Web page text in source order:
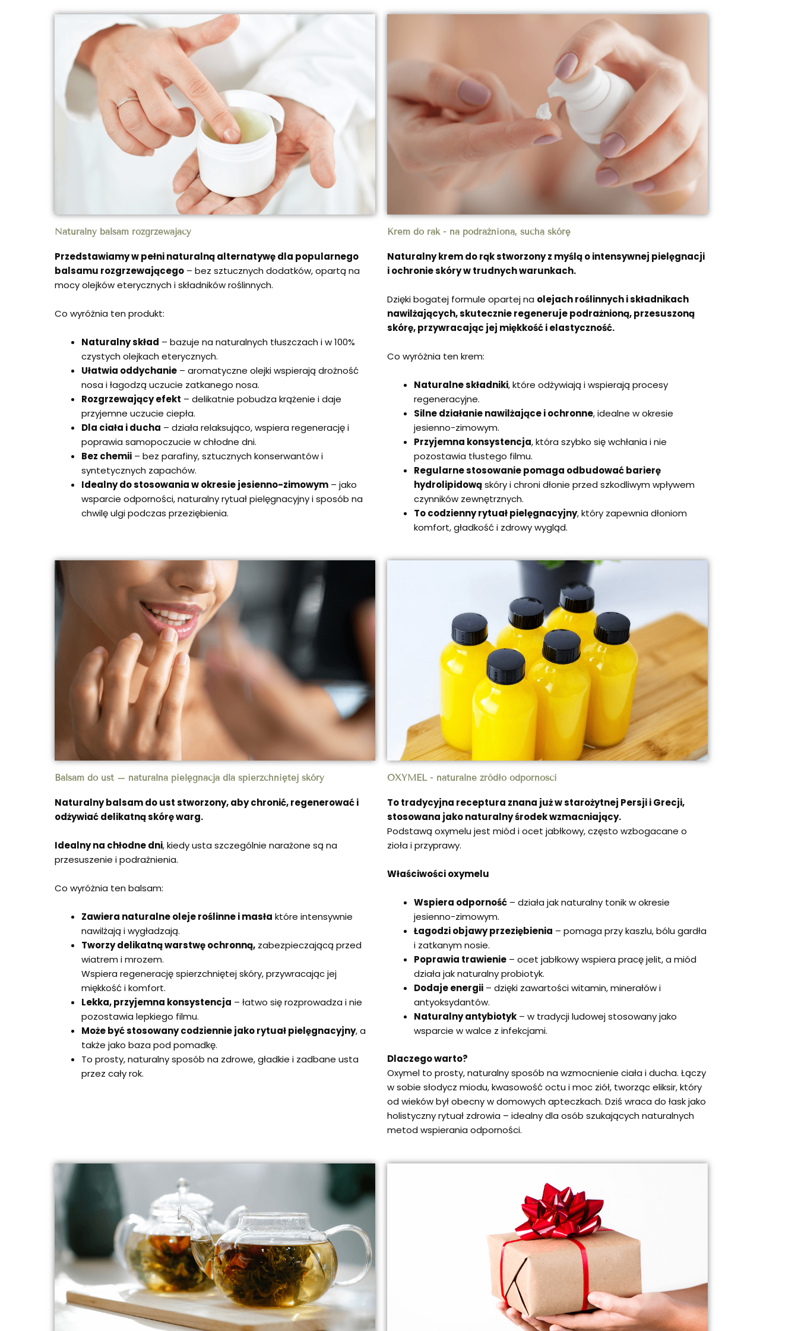
Naturalny balsam rozgrzewający
Przedstawiamy w pełni naturalną alternatywę dla popularnego
balsamu rozgrzewającego – bez sztucznych dodatków, opartą na
mocy olejków eterycznych i składników roślinnych.
Co wyróżnia ten produkt:
Naturalny skład – bazuje na naturalnych tłuszczach i w 100%
czystych olejkach eterycznych.
Ułatwia oddychanie – aromatyczne olejki wspierają drożność
nosa i łagodzą uczucie zatkanego nosa.
Rozgrzewający efekt – delikatnie pobudza krążenie i daje
przyjemne uczucie ciepła.
Dla ciała i ducha – działa relaksująco, wspiera regenerację i
poprawia samopoczucie w chłodne dni.
Bez chemii – bez parafiny, sztucznych konserwantów i
syntetycznych zapachów.
Idealny do stosowania w okresie jesienno-zimowym – jako
wsparcie odporności, naturalny rytuał pielęgnacyjny i sposób na
chwilę ulgi podczas przeziębienia.
Krem do rąk - na podrażnioną, suchą skórę
Naturalny krem do rąk stworzony z myślą o intensywnej pielęgnacji
i ochronie skóry w trudnych warunkach.
Dzięki bogatej formule opartej na olejach roślinnych i składnikach
nawilżających, skutecznie regeneruje podrażnioną, przesuszoną
skórę, przywracając jej miękkość i elastyczność.
Co wyróżnia ten krem:
Naturalne składniki, które odżywiają i wspierają procesy
regeneracyjne.
Silne działanie nawilżające i ochronne, idealne w okresie
jesienno-zimowym.
Przyjemna konsystencja, która szybko się wchłania i nie
pozostawia tłustego filmu.
Regularne stosowanie pomaga odbudować barierę
hydrolipidowąskóry i chroni dłonie przed szkodliwym wpływem
czynników zewnętrznych.
To codzienny rytuał pielęgnacyjny, który zapewnia dłoniom
komfort, gładkość i zdrowy wygląd.
Balsam do ust – naturalna pielęgnacja dla spierzchniętej skóry
Naturalny balsam do ust stworzony, aby chronić, regenerować i
odżywiać delikatną skórę warg.
Idealny na chłodne dni, kiedy usta szczególnie narażone są na
przesuszenie i podrażnienia.
Co wyróżnia ten balsam:
Zawiera naturalne oleje roślinne i masła które intensywnie
nawilżają i wygładzają.
Tworzy delikatną warstwę ochronną, zabezpieczającą przed
wiatrem i mrozem.
Wspiera regenerację spierzchniętej skóry, przywracając jej
miękkość i komfort.
Lekka, przyjemna konsystencja – łatwo się rozprowadza i nie
pozostawia lepkiego filmu.
Może być stosowany codziennie jako rytuał pielęgnacyjny, a
także jako baza pod pomadkę.
To prosty, naturalny sposób na zdrowe, gładkie i zadbane usta
przez cały rok.
OXYMEL - naturalne źródło odporności
To tradycyjna receptura znana już w starożytnej Persji i Grecji,
stosowana jako naturalny środek wzmacniający.
Podstawą oxymelu jest miód i ocet jabłkowy, często wzbogacane o
zioła i przyprawy.
Właściwości oxymelu
Wspiera odporność – działa jak naturalny tonik w okresie
jesienno-zimowym.
Łagodzi objawy przeziębienia – pomaga przy kaszlu, bólu gardła
i zatkanym nosie.
Poprawia trawienie – ocet jabłkowy wspiera pracę jelit, a miód
działa jak naturalny probiotyk.
Dodaje energii – dzięki zawartości witamin, minerałów i
antyoksydantów.
Naturalny antybiotyk – w tradycji ludowej stosowany jako
wsparcie w walce z infekcjami.
Dlaczego warto?
Oxymel to prosty, naturalny sposób na wzmocnienie ciała i ducha. Łączy
w sobie słodycz miodu, kwasowość octu i moc ziół, tworząc eliksir, który
od wieków był obecny w domowych apteczkach. Dziś wraca do łask jako
holistyczny rytuał zdrowia – idealny dla osób szukających naturalnych
metod wspierania odporności.